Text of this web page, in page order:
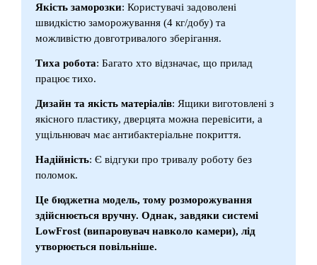
Якість заморозки: Користувачі задоволені
швидкістю заморожування (4 кг/добу) та
можливістю довготривалого зберігання.
Тиха робота: Багато хто відзначає, що прилад
працює тихо.
Дизайн та якість матеріалів: Ящики виготовлені з
якісного пластику, дверцята можна перевісити, а
ущільнювач має антибактеріальне покриття.
Надійність: Є відгуки про тривалу роботу без
поломок.
Це бюджетна модель, тому розморожування
здійснюється вручну. Однак, завдяки системі
LowFrost (випаровувач навколо камери), лід
утворюється повільніше.